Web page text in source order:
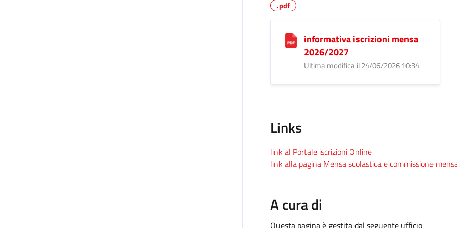
.pdf
informativa iscrizioni mensa
2026/2027
Ultima modifica il 24/06/2026 10:34
Links
link al Portale iscrizioni Online
link alla pagina Mensa scolastica e commissione
A cura di
Questa pagina è gestita dal seguente ufficio